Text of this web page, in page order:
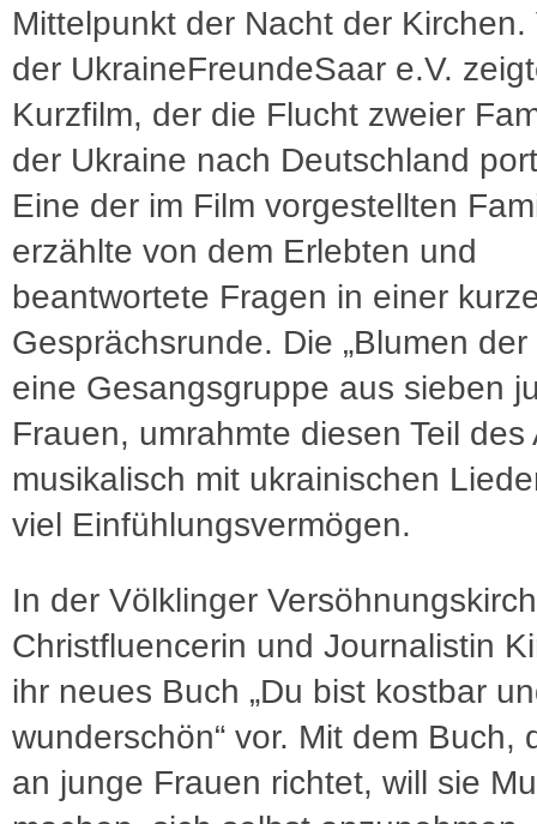
Mittelpunkt der Nacht der Kirchen.
der UkraineFreundeSaar e.V.
Kurzfilm, der die Flucht zweier
der Ukraine nach Deutschland
Eine der im Film vorgestellten
erzählte von dem Erlebten und
beantwortete Fragen in einer
Gesprächsrunde. Die „Blumen der
eine Gesangsgruppe aus sieben
Frauen, umrahmte diesen Teil des
musikalisch mit ukrainischen
viel Einfühlungsvermögen.
In der Völklinger
Christfluencerin und Journalistin
ihr neues Buch „Du bist kostbar
wunderschön“ vor. Mit dem Buch,
an junge Frauen richtet, will sie